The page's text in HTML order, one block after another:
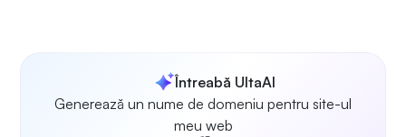
Întreabă UltaAI
Generează un nume de domeniu pentru site-ul
meu web